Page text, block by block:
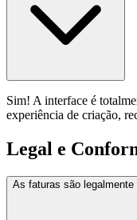
Sim! A interface é
experiência de criação,
Legal e
As faturas são legalmente